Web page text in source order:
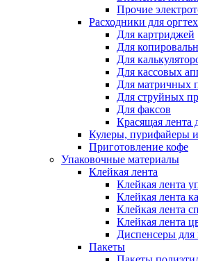
Прочие
Расходники для
Для картриджей
Для
Для
Для кассовых
Для матричных
Для струйных
Для факсов
Красящая лента
Кулеры, пурифайеры
Приготовление кофе
Упаковочные материалы
Клейкая лента
Клейкая лента
Клейкая лента
Клейкая лента
Клейкая лента
Диспенсеры для
Пакеты